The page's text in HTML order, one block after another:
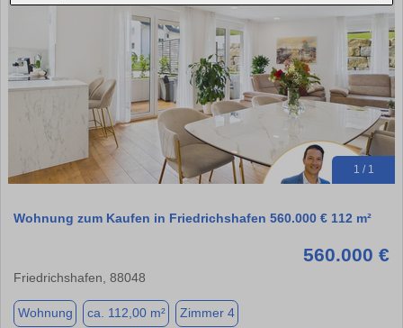
1 / 1
Wohnung zum Kaufen in Friedrichshafen 560.000 € 112 m²
560.000 €
Friedrichshafen, 88048
Wohnung ca. 112,00 m² Zimmer 4